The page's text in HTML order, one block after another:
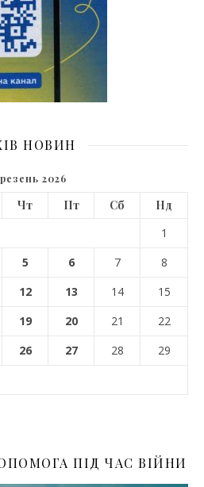
НОВИН
2026
Чт Пт Сб
Нд
1
5 6 7
8
12 13 14
15
19 20 21
22
26 27 28
29
ПІД ЧАС ВІЙНИ